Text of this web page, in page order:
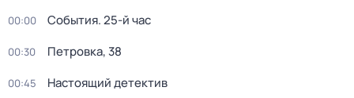
00:00 События. 25-й час
00:30 Петровка, 38
00:45 Настоящий детектив